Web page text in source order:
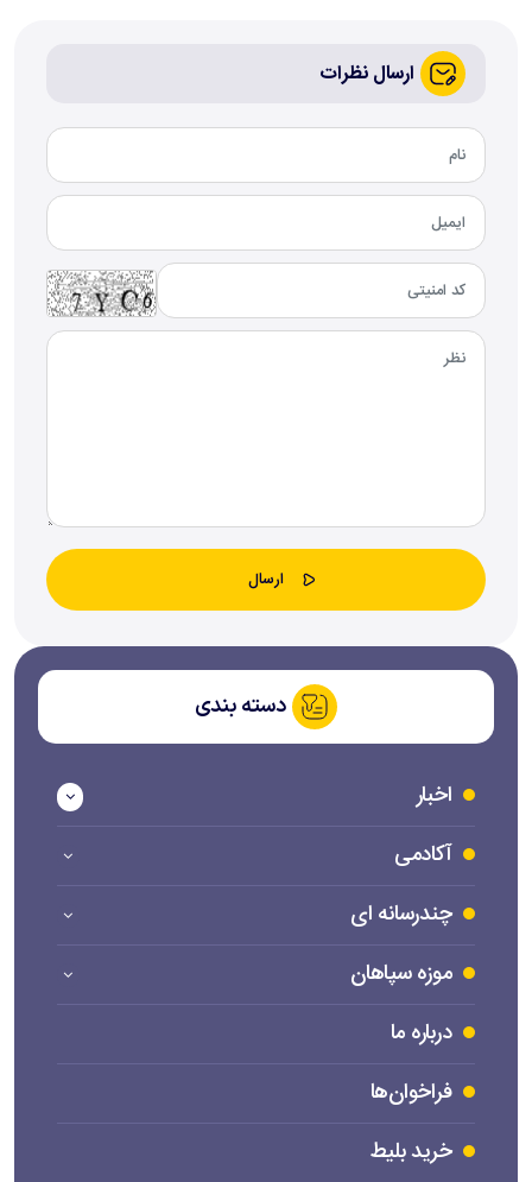
ارسال نظرات
دسته بندی
اخبار
آکادمی
چندرسانه ای
موزه سپاهان
درباره ما
فراخوان‌ها
خرید بلیط